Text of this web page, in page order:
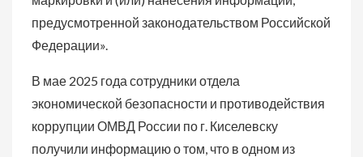
предусмотренной законодательством Российской
Федерации».
В мае 2025 года сотрудники отдела
экономической безопасности и противодействия
коррупции ОМВД России по г. Киселевску
получили информацию о том, что в одном из